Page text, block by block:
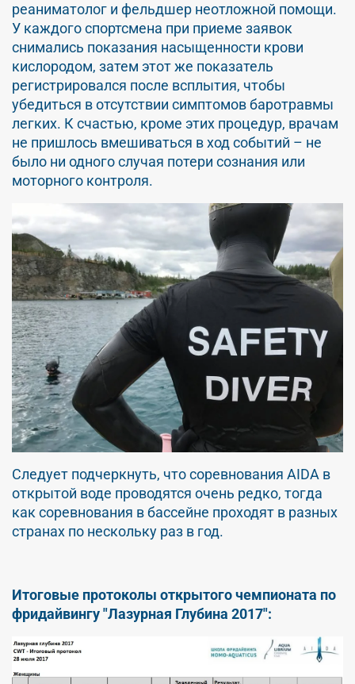
реаниматолог и фельдшер неотложной помощи.
У каждого спортсмена при приеме заявок
снимались показания насыщенности крови
кислородом, затем этот же показатель
регистрировался после всплытия, чтобы
убедиться в отсутствии симптомов баротравмы
легких. К счастью, кроме этих процедур, врачам
не пришлось вмешиваться в ход событий – не
было ни одного случая потери сознания или
моторного контроля.
Следует подчеркнуть, что соревнования AIDA в
открытой воде проводятся очень редко, тогда
как соревнования в бассейне проходят в разных
странах по нескольку раз в год.
Итоговые протоколы открытого чемпионата по
фридайвингу "Лазурная Глубина 2017":